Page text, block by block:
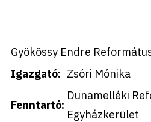
Gyökössy Endre
Igazgató: Zsóri Mónika
Fenntartó:
Dunamelléki
Egyházkerület